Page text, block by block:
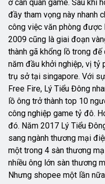
ở cán quán game. Sau khi
đầy tham vọng này nhanh
công việc văn phòng
2009 cũng là giai đoạn
thành gã khổng lồ trong
năm đầu khởi nghiệp, vị tỷ
trụ sở tại singapore. Với
Free Fire, Lý Tiểu Đông
lồ ông trở thành top 10
công nghiệp game tỷ đô.
đó. Năm 2017 Lý Tiểu
sang ngành thương mại
một trong 4 sàn thương
nhiều ông lớn sàn thương
Nhưng shopee một lần